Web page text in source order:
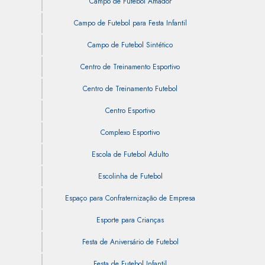
Campo de Futebol para Festa Infantil
Campo de Futebol Sintético
Centro de Treinamento Esportivo
Centro de Treinamento Futebol
Centro Esportivo
Complexo Esportivo
Escola de Futebol Adulto
Escolinha de Futebol
Espaço para Confraternização de Empresa
Esporte para Crianças
Festa de Aniversário de Futebol